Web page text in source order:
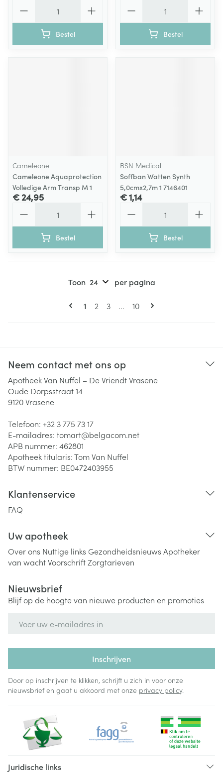
Bestel Bestel
Cameleone
Cameleone Aquaprotection
Volledige Arm Transp M 1
€ 24,95
Bestel
BSN Medical
Soffban Watten Synth
5,0cmx2,7m 1 7146401
€ 1,14
Bestel
Pagina's
U lees momenteel pagina
1 Pagina
2 Pagina
3 ... Pagina
10
Toon per pagina
Neem contact met ons op
Apotheek Van Nuffel – De Vriendt Vrasene
Oude Dorpsstraat 14
9120Vrasene
Telefoon: +32 3 775 73 17
E-mailadres: tomart@belgacom.net
APB nummer: 462801
Apotheek titularis:Tom Van Nuffel
BTW nummer: BE0472403955
Klantenservice
FAQ
Uw apotheek
Over ons Nuttige links Gezondheidsnieuws Apotheker
van wachtVoorschriftZorgtarieven
Nieuwsbrief
Blijf op de hoogte van nieuwe producten en promoties
Inschrijven
Door op inschrijven te klikken, schrijft u zich in voor onze
nieuwsbrief en gaat u akkoord met onze privacy policy.
Juridische links